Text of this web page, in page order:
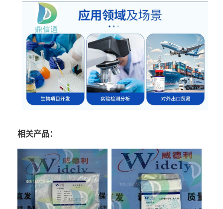
相关产品：